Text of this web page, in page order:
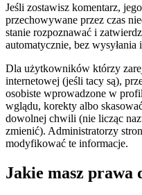
Jeśli zostawisz komentarz,
przechowywane przez czas
stanie rozpoznawać i
automatycznie, bez
Dla użytkowników którzy
internetowej (jeśli tacy są),
osobiste wprowadzone w
wglądu, korekty albo
dowolnej chwili (nie licząc
zmienić). Administratorzy
modyfikować te informacje.
Jakie masz prawa